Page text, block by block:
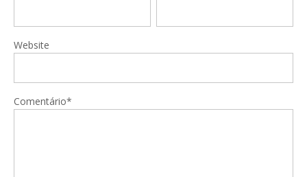
Website
Comentário*